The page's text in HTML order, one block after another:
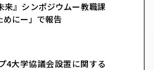
来』シンポジウムー教職課
めにー」で報告
4大学協議会設置に関する